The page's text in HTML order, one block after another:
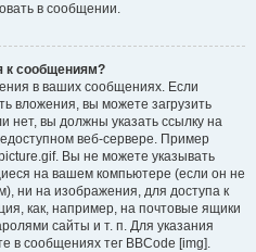
в сообщении.
к сообщениям?
в ваших сообщениях. Если
вложения, вы можете загрузить
вы должны указать ссылку на
веб-сервере. Пример
Вы не можете указывать
на вашем компьютере (если он не
ни на изображения, для доступа к
как, например, на почтовые ящики
сайты и т. п. Для указания
в сообщениях тег BBCode [img].